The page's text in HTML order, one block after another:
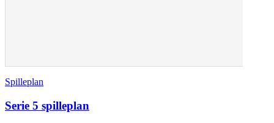
Spilleplan
Serie 5 spilleplan